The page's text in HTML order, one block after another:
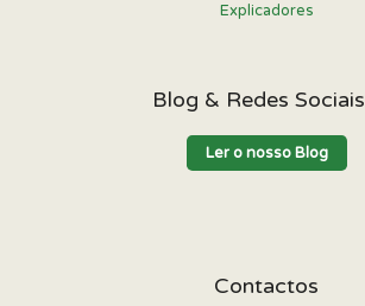
Explicadores
Blog & Redes Sociais
Ler o nosso Blog
Contactos